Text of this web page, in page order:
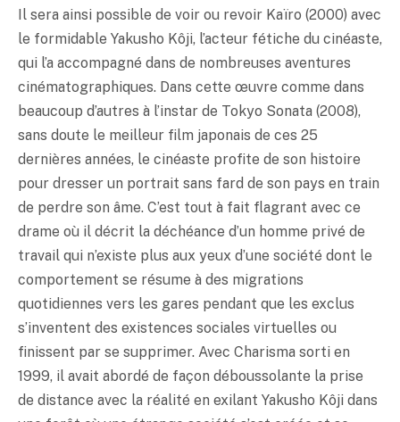
Il sera ainsi possible de voir ou revoir Kaïro (2000) avec
le formidable Yakusho Kôji, l’acteur fétiche du cinéaste,
qui l’a accompagné dans de nombreuses aventures
cinématographiques. Dans cette œuvre comme dans
beaucoup d’autres à l’instar de Tokyo Sonata (2008),
sans doute le meilleur film japonais de ces 25
dernières années, le cinéaste profite de son histoire
pour dresser un portrait sans fard de son pays en train
de perdre son âme. C’est tout à fait flagrant avec ce
drame où il décrit la déchéance d’un homme privé de
travail qui n’existe plus aux yeux d’une société dont le
comportement se résume à des migrations
quotidiennes vers les gares pendant que les exclus
s’inventent des existences sociales virtuelles ou
finissent par se supprimer. Avec Charisma sorti en
1999, il avait abordé de façon déboussolante la prise
de distance avec la réalité en exilant Yakusho Kôji dans